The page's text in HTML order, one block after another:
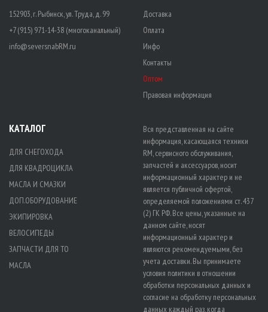
152903, г. Рыбинск, ул. Труда, д. 99
+7 (915) 971-14-38 (многоканальный)
info@seversnabRM.ru
Доставка
Оплата
Инфо
Контакты
Оптом
Правовая информация
КАТАЛОГ
ДЛЯ СНЕГОХОДА
ДЛЯ КВАДРОЦИКЛА
МАСЛА И СМАЗКИ
ДОП.ОБОРУДОВАНИЕ
ЭКИПИРОВКА
ВЕЛОСИПЕДЫ
ЗАПЧАСТИ ДЛЯ ТО
МАСЛА
Вся представленная на сайте
информация, касающаяся техники
RM, сервисного обслуживания,
запчастей и аксессуаров, носит
информационный характер и не
является публичной офертой,
определяемой положениями ст. 437
(2) ГК РФ. Все цены, указанные на
данном сайте, носят
информационный характер и
являются рекомендуемыми, без
учета доставки. Вы принимаете
условия политики в отношении
обработки персональных данных и
согласие на обработку персональных
данных каждый раз, когда